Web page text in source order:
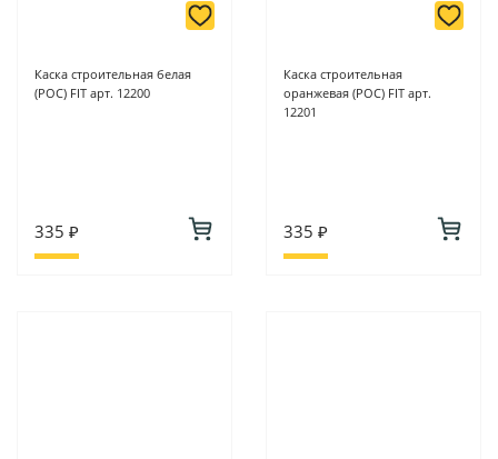
Каска строительная белая
(РОС) FIT арт. 12200
335 ₽
Каска строительная
оранжевая (РОС) FIT арт.
12201
335 ₽